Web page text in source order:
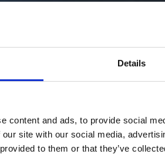
Details
content and ads, to provide social
site with our social media,
to them or that they’ve